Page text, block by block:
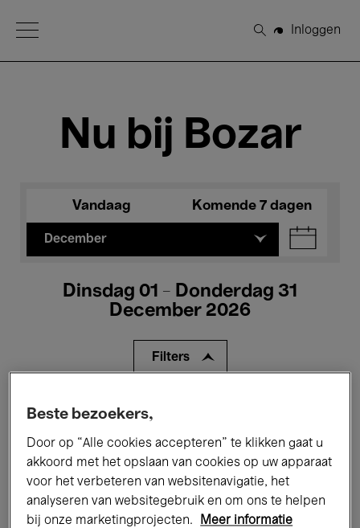
Open Menu
Zoeken
Inloggen
Nu bij Bozar
Vandaag Komende 7 dagen
December
Dinsdag 01 - Donderdag 31
December 2026
Filters
Alle evenementen
Tentoonstellingen Films
Performances Lezingen & Debatten
Jazz Klassieke Muziek Global Music
Beste bezoekers,
Door op “Alle cookies accepteren” te klikken gaat u
akkoord met het opslaan van cookies op uw apparaat
voor het verbeteren van websitenavigatie, het
analyseren van websitegebruik en om ons te helpen
bij onze marketingprojecten.
Meer informatie